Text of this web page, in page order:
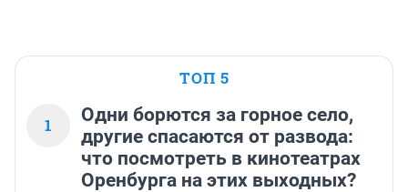
ТОП 5
1
Одни борются за горное село,
другие спасаются от развода:
что посмотреть в кинотеатрах
Оренбурга на этих выходных?